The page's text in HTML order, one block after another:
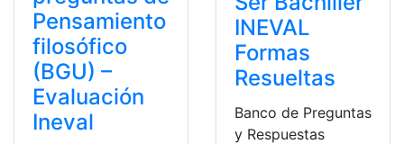
Pensamiento
filosófico
(BGU) –
Evaluación
Ineval
INEVAL
Formas
Resueltas
Banco de Preguntas
y Respuestas